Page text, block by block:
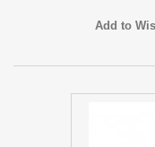
Add to